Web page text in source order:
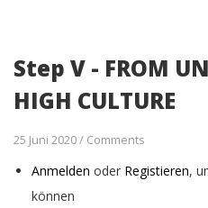
Step V - FROM
HIGH CULTURE
25 Juni 2020/ Comments
Anmelden oder Registieren,
können